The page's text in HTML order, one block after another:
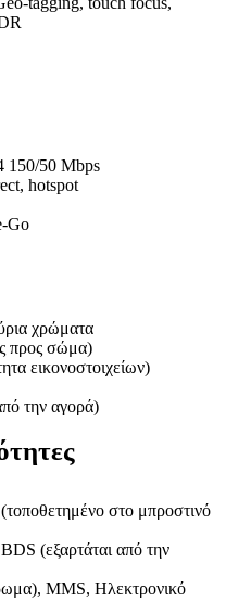
150/50 Mbps
hotspot
Go
χρώματα
προς σώμα)
εικονοστοιχείων)
την αγορά)
στο μπροστινό
(εξαρτάται από την
MMS, Ηλεκτρονικό